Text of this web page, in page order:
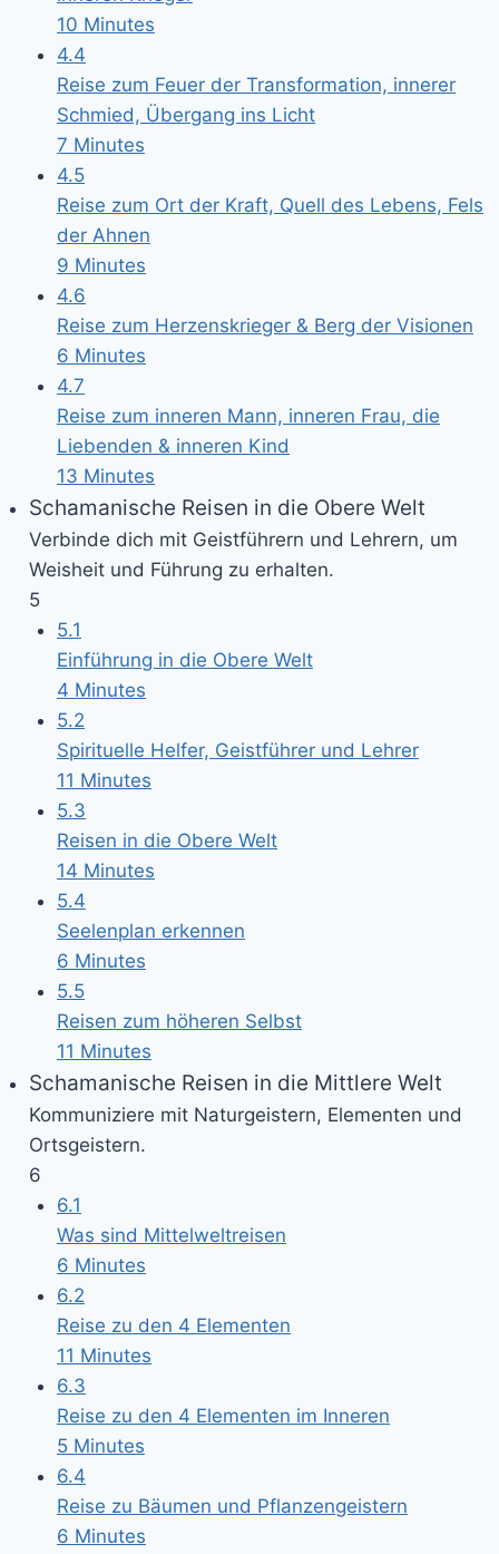
10 Minutes
4.4
Reise zum Feuer der Transformation, innerer
Schmied, Übergang ins Licht
7 Minutes
4.5
Reise zum Ort der Kraft, Quell des Lebens, Fels
der Ahnen
9 Minutes
4.6
Reise zum Herzenskrieger & Berg der Visionen
6 Minutes
4.7
Reise zum inneren Mann, inneren Frau, die
Liebenden & inneren Kind
13 Minutes
Schamanische Reisen in die Obere Welt
Verbinde dich mit Geistführern und Lehrern, um
Weisheit und Führung zu erhalten.
5
5.1
Einführung in die Obere Welt
4 Minutes
5.2
Spirituelle Helfer, Geistführer und Lehrer
11 Minutes
5.3
Reisen in die Obere Welt
14 Minutes
5.4
Seelenplan erkennen
6 Minutes
5.5
Reisen zum höheren Selbst
11 Minutes
Schamanische Reisen in die Mittlere Welt
Kommuniziere mit Naturgeistern, Elementen und
Ortsgeistern.
6
6.1
Was sind Mittelweltreisen
6 Minutes
6.2
Reise zu den 4 Elementen
11 Minutes
6.3
Reise zu den 4 Elementen im Inneren
5 Minutes
6.4
Reise zu Bäumen und Pflanzengeistern
6 Minutes